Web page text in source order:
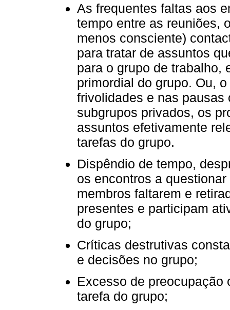
As frequentes faltas aos
tempo entre as reuniões,
menos consciente)
para tratar de assuntos
para o grupo de trabalho,
primordial do grupo. Ou,
frivolidades e nas pausas
subgrupos privados, os
assuntos efetivamente
tarefas do grupo.
Dispêndio de tempo,
os encontros a
membros faltarem e
presentes e participam
do grupo;
Críticas destrutivas
e decisões no grupo;
Excesso de preocupação
tarefa do grupo;